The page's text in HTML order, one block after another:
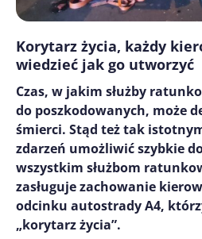
Korytarz życia, każdy
wiedzieć jak go utworzyć
Czas, w jakim służby
do poszkodowanych, może
śmierci. Stąd też tak
zdarzeń umożliwić szybkie
wszystkim służbom
zasługuje zachowanie
odcinku autostrady A4,
„korytarz życia”.